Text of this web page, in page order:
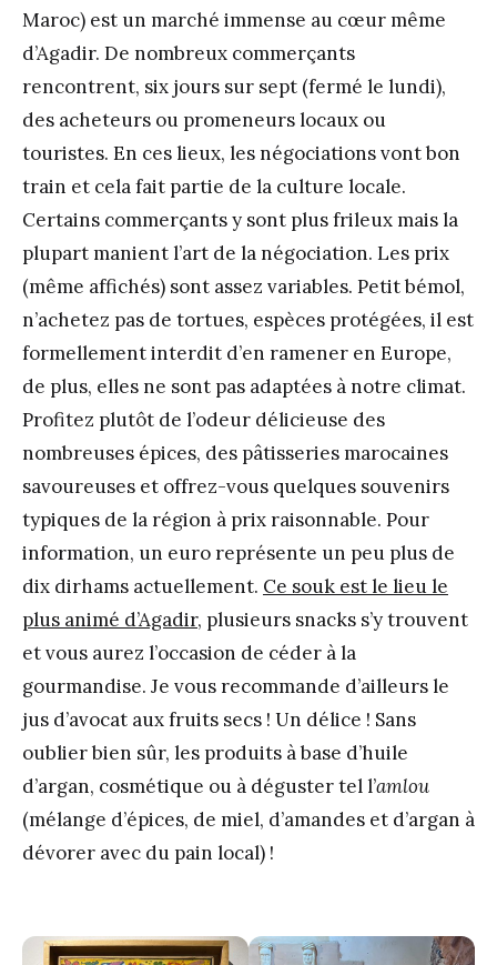
Maroc) est un marché immense au cœur même
d’Agadir. De nombreux commerçants
rencontrent, six jours sur sept (fermé le lundi),
des acheteurs ou promeneurs locaux ou
touristes. En ces lieux, les négociations vont bon
train et cela fait partie de la culture locale.
Certains commerçants y sont plus frileux mais la
plupart manient l’art de la négociation. Les prix
(même affichés) sont assez variables. Petit bémol,
n’achetez pas de tortues, espèces protégées, il est
formellement interdit d’en ramener en Europe,
de plus, elles ne sont pas adaptées à notre climat.
Profitez plutôt de l’odeur délicieuse des
nombreuses épices, des pâtisseries marocaines
savoureuses et offrez-vous quelques souvenirs
typiques de la région à prix raisonnable. Pour
information, un euro représente un peu plus de
dix dirhams actuellement. Ce souk est le lieu le
plus animé d’Agadir, plusieurs snacks s’y trouvent
et vous aurez l’occasion de céder à la
gourmandise. Je vous recommande d’ailleurs le
jus d’avocat aux fruits secs ! Un délice ! Sans
oublier bien sûr, les produits à base d’huile
d’argan, cosmétique ou à déguster tel l’amlou
(mélange d’épices, de miel, d’amandes et d’argan à
dévorer avec du pain local) !